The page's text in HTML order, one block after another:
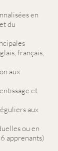
en
du
français,
aux
et
aux
ou en
apprenants)